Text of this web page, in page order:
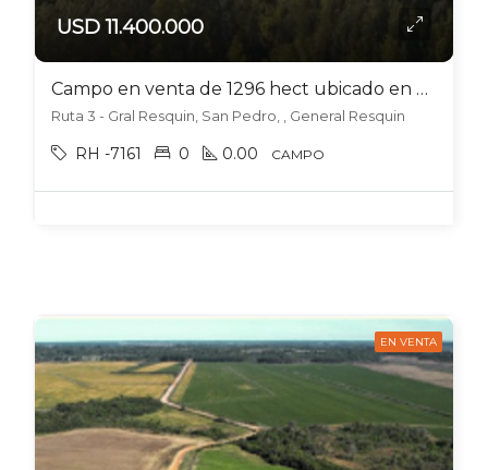
USD 11.400.000
Campo en venta de 1296 hect ubicado en General Resquin – Paraguay
Ruta 3 - Gral Resquin, San Pedro, , General Resquin
RH -7161 0 0.00 CAMPO
EN VENTA